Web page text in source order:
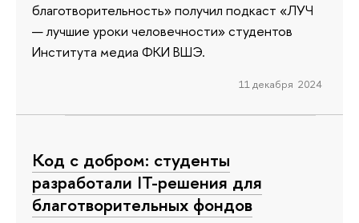
благотворительность» получил подкаст «ЛУЧ
— лучшие уроки человечности» студентов
Института медиа ФКИ ВШЭ.
11 декабря 2024
Код с добром: студенты
разработали IT-решения для
благотворительных фондов